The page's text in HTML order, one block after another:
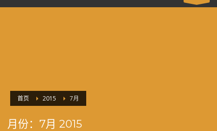
SHOWROOM HOURS
首页 2015 7月
月份：7月 2015